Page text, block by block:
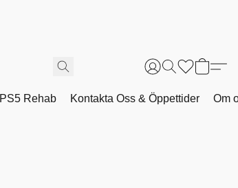
PS5 Rehab Kontakta Oss & Öppettider Om